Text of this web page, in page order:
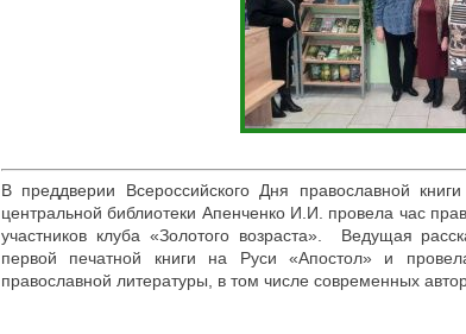
В преддверии Всероссийского Дня православной
центральной библиотеки Апенченко И.И. провела час
участников клуба «Золотого возраста». Ведущая
первой печатной книги на Руси «Апостол» и
православной литературы, в том числе современных